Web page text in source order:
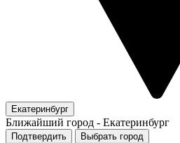
Екатеринбург
Ближайший город - Екатеринбург
Подтвердить Выбрать город